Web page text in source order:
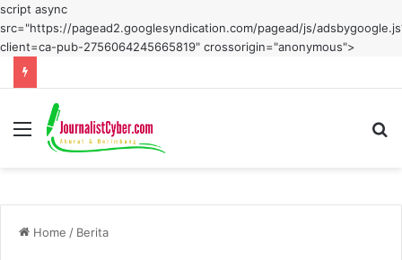
script async
src="https://pagead2.googlesyndication.com/pagead/js/
client=ca-pub-2756064245665819" crossorigin="anonymous">
Menu
Home / Berita